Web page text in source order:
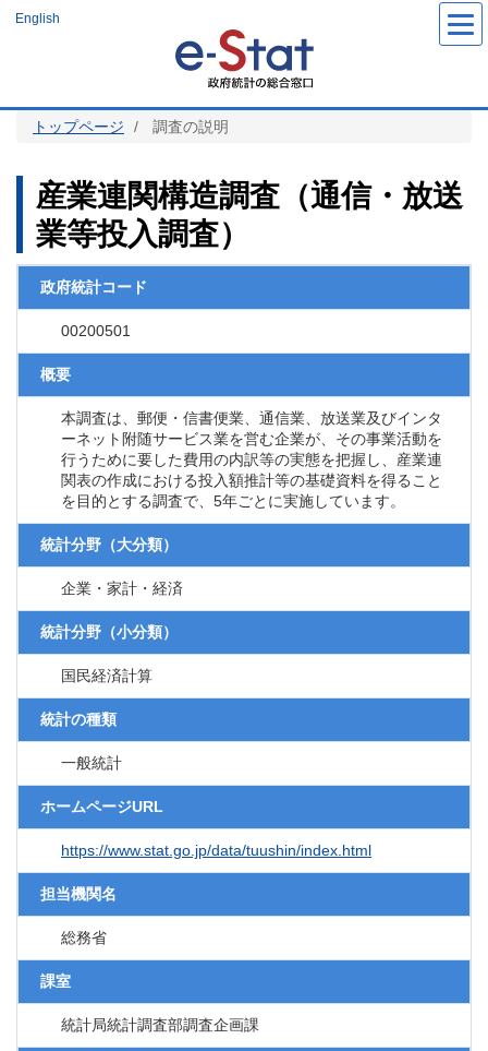
ツ
English
トップページ 調査の説明
産業連関構造調査（通信・放送
業等投入調査）
政府統計コード
00200501
概要
本調査は、郵便・信書便業、通信業、放送業及びインタ
ーネット附随サービス業を営む企業が、その事業活動を
行うために要した費用の内訳等の実態を把握し、産業連
関表の作成における投入額推計等の基礎資料を得ること
を目的とする調査で、5年ごとに実施しています。
統計分野（大分類）
企業・家計・経済
統計分野（小分類）
国民経済計算
統計の種類
一般統計
ホームページURL
https://www.stat.go.jp/data/tuushin/index.html
担当機関名
総務省
課室
統計局統計調査部調査企画課